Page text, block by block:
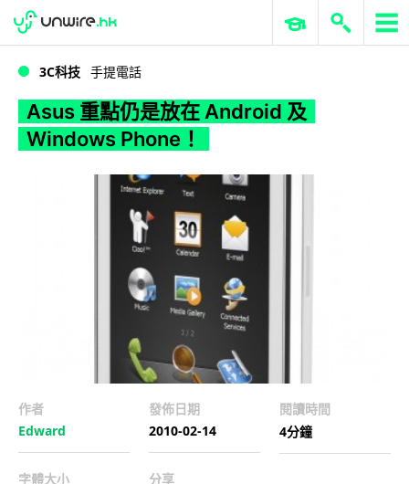
WWDC 2026 ERP 與商業 AI
3C科技 手提電話
Asus 重點仍是放在 Android 及
Windows Phone！
作者
Edward
發佈日期
2010-02-14
閱讀時間
4分鐘
字體大小 分享